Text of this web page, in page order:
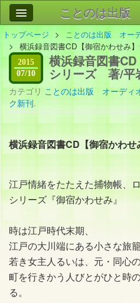
ことのは出版
作品
事業
会社情報
お問い合わせ
トップページ
ことのは出版 オー
横浜録音図書CD【御宿かわせみ
2015
07/10
横浜録音図書CD
シリーズ 著/平
カテゴリ ことのは出版 オーディ
ク新刊.
横浜録音図書CD【御宿かわ
江戸情緒をたたえた捕物帳、
シリーズ『御宿かわせみ』
時は江戸時代末期、
江戸の大川端にある小さな旅
若き女主人るいは、元・同心の
町を行きかう人びとがひと時
る。